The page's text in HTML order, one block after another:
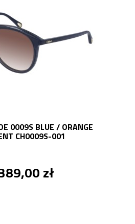
0009S BLUE / ORANGE
CH0009S-001
zł